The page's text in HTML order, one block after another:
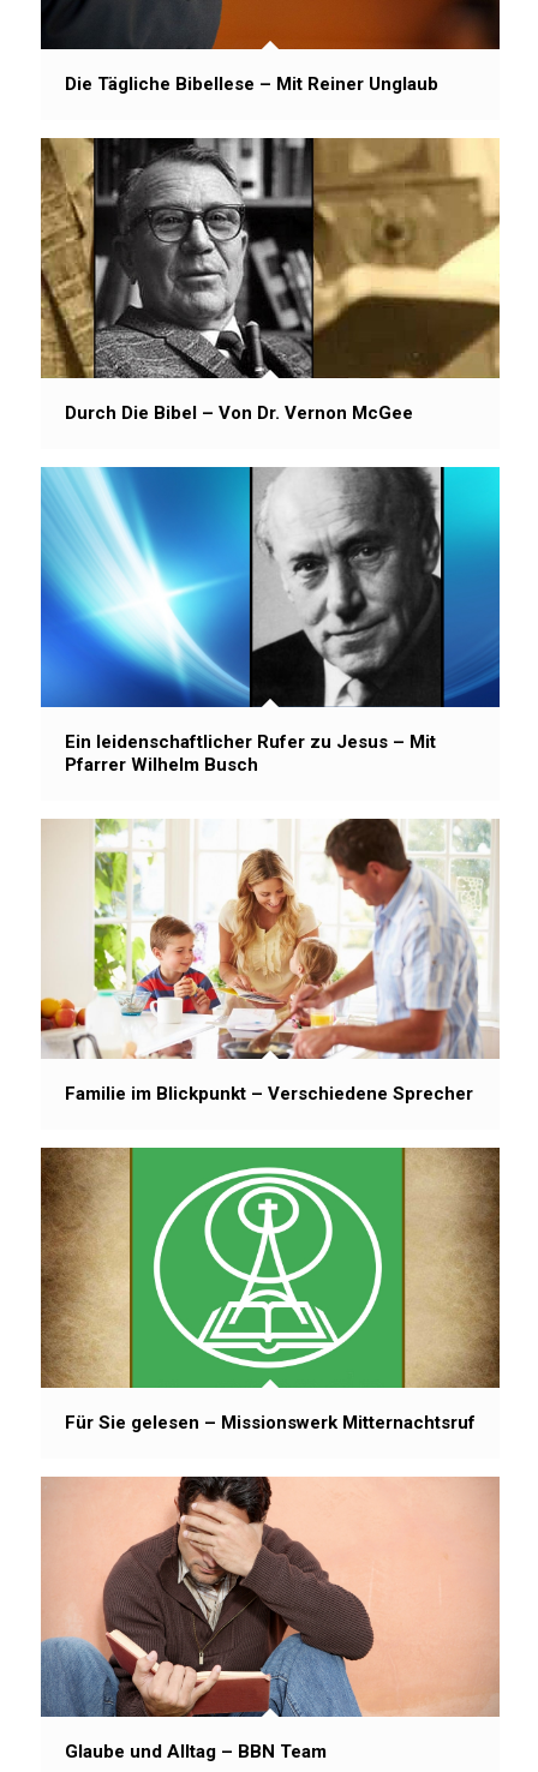
Die Tägliche Bibellese – Mit Reiner Unglaub
Durch Die Bibel – Von Dr. Vernon McGee
Ein leidenschaftlicher Rufer zu Jesus – Mit
Pfarrer Wilhelm Busch
Familie im Blickpunkt – Verschiedene Sprecher
Für Sie gelesen – Missionswerk Mitternachtsruf
Glaube und Alltag – BBN Team